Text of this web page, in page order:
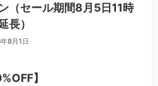
（セール期間8月5日11時
長）
8月1日
】